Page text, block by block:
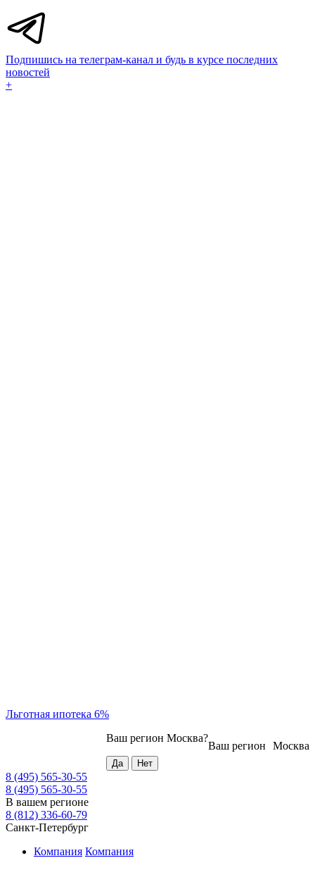
Подпишись на телеграм-канал и будь в курсе последних
новостей
+
Льготная ипотека 6%
Москва
Ваш регион
Ваш регион Москва?
8 (495) 565-30-55
8 (495) 565-30-55
В вашем регионе
8 (812) 336-60-79
Санкт-Петербург
Компания Компания